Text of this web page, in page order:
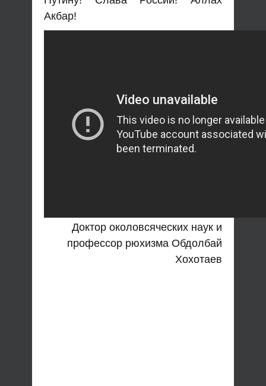
Акбар!
Доктор околовсяческих наук и
профессор рюхизма Обдолбай
Хохотаев